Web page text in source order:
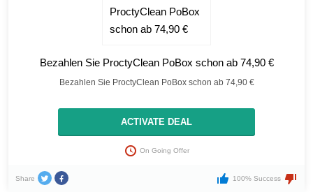
Bezahlen Sie ProctyClean PoBox schon ab 74,90 €
Bezahlen Sie ProctyClean PoBox schon ab 74,90 €
ACTIVATE DEAL
On Going Offer
Share 100% Success